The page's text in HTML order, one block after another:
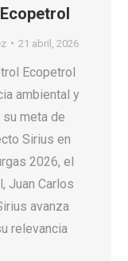
21 abril, 2026
Ecopetrol
ambiental y
meta de
Sirius en
2026, el
Juan Carlos
avanza
relevancia